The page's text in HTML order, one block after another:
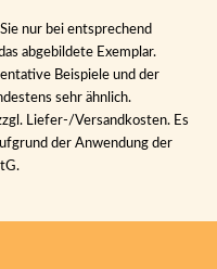
nur bei entsprechend
abgebildete Exemplar.
Beispiele und der
sehr ähnlich.
Liefer-/Versandkosten. Es
der Anwendung der